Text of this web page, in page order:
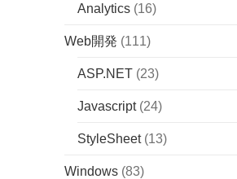
Analytics (16)
Web開発 (111)
ASP.NET (23)
Javascript(24)
StyleSheet(13)
Windows (83)